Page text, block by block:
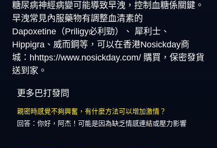
糖尿病神經病變可能導致早洩，控制血糖係關鍵。
早洩常見內服藥物有調整血清素的
Dapoxetine（Priligy必利勁）、 犀利士、
Hippigra、威而鋼等，可以在香港Nosickday商
城：hhttps://www.nosickday.com/ 購買，保密發貨
送到家。
更多巴打發問
親密時感覺不夠興奮，有什麼方法可以增加激情？
回答：你好，阿杰！可能是因為缺乏情感連結或壓力影響